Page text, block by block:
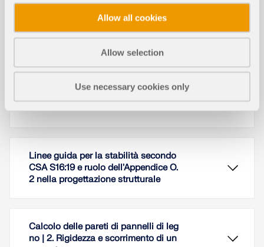
Allow all cookies
Allow selection
Use necessary cookies only
Questo articolo descrive e spiega l'influenza della
rigidezza flessionale delle funi sulle loro forze
suggerimenti su come ridurre questa influenza.
Leggi di più
Linee guida per la stabilità secondo
CSA S16:19 e ruolo dell'Appendice O.
2 nella progettazione strutturale
Calcolo delle pareti di pannelli di leg
no | 2. Rigidezza e scorrimento di un